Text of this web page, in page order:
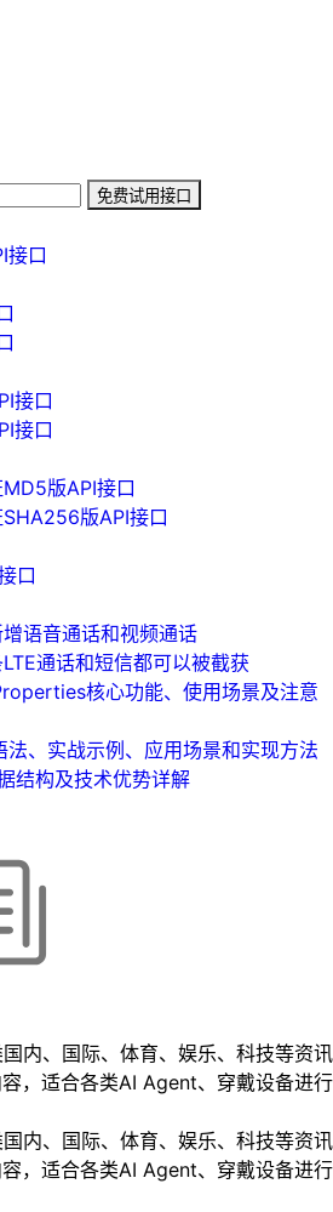
免费试用接口
接口
接口
接口
版API接口
版API接口
口
语音通话和视频通话
通话和短信都可以被截获
核心功能、使用场景及注意
、实战示例、应用场景和实现方法
结构及技术优势详解
内、国际、体育、娱乐、科技等资讯
，适合各类AI Agent、穿戴设备进行
内、国际、体育、娱乐、科技等资讯
，适合各类AI Agent、穿戴设备进行